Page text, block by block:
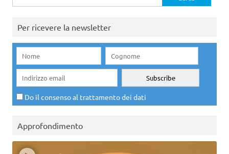
per:
Per ricevere la newsletter
Do il consenso al trattamento dei dati
Approfondimento